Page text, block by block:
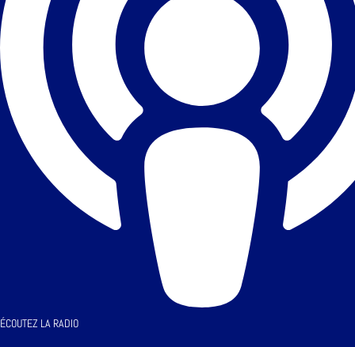
ÉCOUTEZ LA RADIO